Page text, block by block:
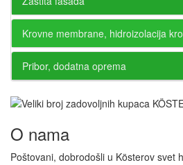
Krovne membrane, hidroizolacija
Pribor, dodatna oprema
O nama
Poštovani, dobrodošli u Kösterov svet